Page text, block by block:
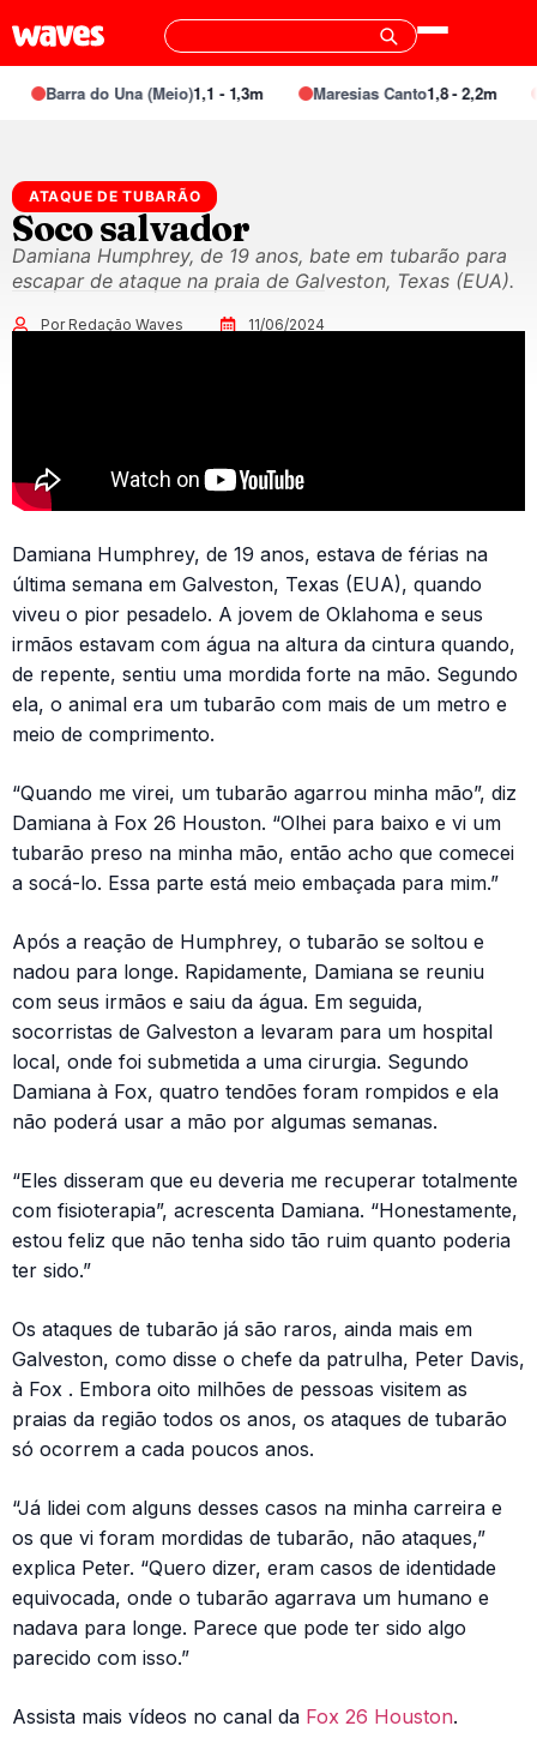
Barra do Una (Meio)1,1 - 1,3m Maresias Canto1,8 - 2,2m
ATAQUE DE TUBARÃO
Soco salvador
Damiana Humphrey, de 19 anos, bate em tubarão para
escapar de ataque na praia de Galveston, Texas (EUA).
Por Redação Waves 11/06/2024
Damiana Humphrey, de 19 anos, estava de férias na
última semana em Galveston, Texas (EUA), quando
viveu o pior pesadelo. A jovem de Oklahoma e seus
irmãos estavam com água na altura da cintura quando,
de repente, sentiu uma mordida forte na mão. Segundo
ela, o animal era um tubarão com mais de um metro e
meio de comprimento.
“Quando me virei, um tubarão agarrou minha mão”, diz
Damiana à Fox 26 Houston. “Olhei para baixo e vi um
tubarão preso na minha mão, então acho que comecei
a socá-lo. Essa parte está meio embaçada para mim.”
Após a reação de Humphrey, o tubarão se soltou e
nadou para longe. Rapidamente, Damiana se reuniu
com seus irmãos e saiu da água. Em seguida,
socorristas de Galveston a levaram para um hospital
local, onde foi submetida a uma cirurgia. Segundo
Damiana à Fox, quatro tendões foram rompidos e ela
não poderá usar a mão por algumas semanas.
“Eles disseram que eu deveria me recuperar totalmente
com fisioterapia”, acrescenta Damiana. “Honestamente,
estou feliz que não tenha sido tão ruim quanto poderia
ter sido.”
Os ataques de tubarão já são raros, ainda mais em
Galveston, como disse o chefe da patrulha, Peter Davis,
à Fox . Embora oito milhões de pessoas visitem as
praias da região todos os anos, os ataques de tubarão
só ocorrem a cada poucos anos.
“Já lidei com alguns desses casos na minha carreira e
os que vi foram mordidas de tubarão, não ataques,”
explica Peter. “Quero dizer, eram casos de identidade
equivocada, onde o tubarão agarrava um humano e
nadava para longe. Parece que pode ter sido algo
parecido com isso.”
Assista mais vídeos no canal da Fox 26 Houston.